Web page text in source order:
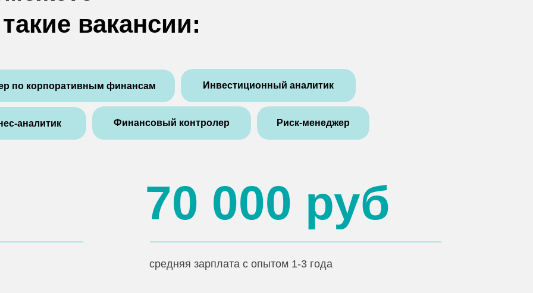
по корпоративным финансам Инвестиционный аналитик
аналитик
70 000 руб
средняя зарплата с опытом 1-3 года
Финансовый контролер Риск-менеджер
вакансии: